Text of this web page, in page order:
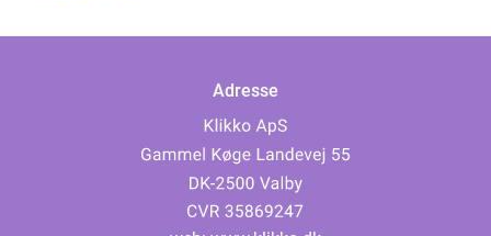
Adresse